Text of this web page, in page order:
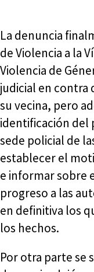
La denuncia
de Violencia a la
Violencia de
judicial en contra
su vecina, pero
identificación del
sede policial de
establecer el
e informar sobre
progreso a las
en definitiva los
los hechos.
Por otra parte se